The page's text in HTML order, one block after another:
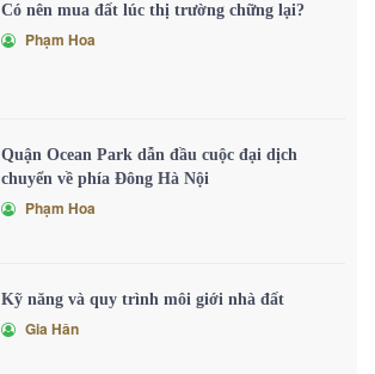
Có nên mua đất lúc thị trường chững lại?
Phạm Hoa
Quận Ocean Park dẫn đầu cuộc đại dịch
chuyển về phía Đông Hà Nội
Phạm Hoa
Kỹ năng và quy trình môi giới nhà đất
Gia Hân